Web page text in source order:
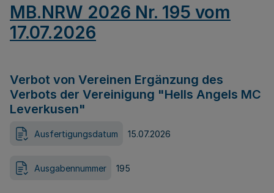
MB.NRW 2026 Nr. 195 vom
17.07.2026
Verbot von Vereinen Ergänzung des
Verbots der Vereinigung "Hells Angels MC
Leverkusen"
Ausfertigungsdatum 15.07.2026
Ausgabennummer 195